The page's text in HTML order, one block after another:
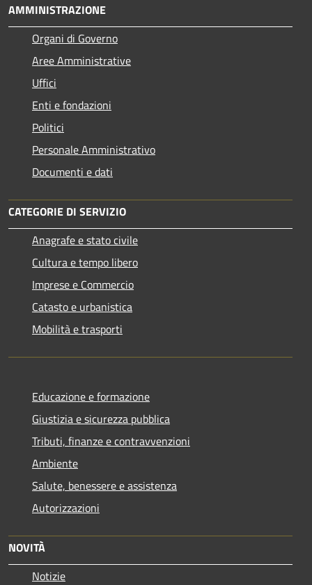
AMMINISTRAZIONE
Organi di Governo
Aree Amministrative
Uffici
Enti e fondazioni
Politici
Personale Amministrativo
Documenti e dati
CATEGORIE DI SERVIZIO
Anagrafe e stato civile
Cultura e tempo libero
Imprese e Commercio
Catasto e urbanistica
Mobilità e trasporti
Educazione e formazione
Giustizia e sicurezza pubblica
Tributi, finanze e contravvenzioni
Ambiente
Salute, benessere e assistenza
Autorizzazioni
NOVITÀ
Notizie